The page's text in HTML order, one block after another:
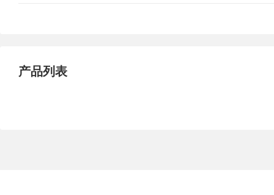
产品列表